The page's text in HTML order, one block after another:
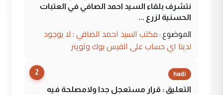
نتشرف بلقاء السيد احمد الصافي في العتبات
الحسنية لزرع ...
الموضوع : مكتب السيد احمد الصافي : لا يوجود
لدينا اي حساب على الفيس بوك وتويتر
2 hadi
التعليق : قرار مستعجل جدا ولامصلحة فيه